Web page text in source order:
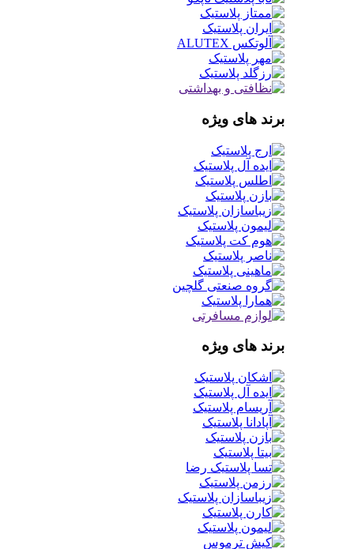
برند های ویژه
برند های ویژه